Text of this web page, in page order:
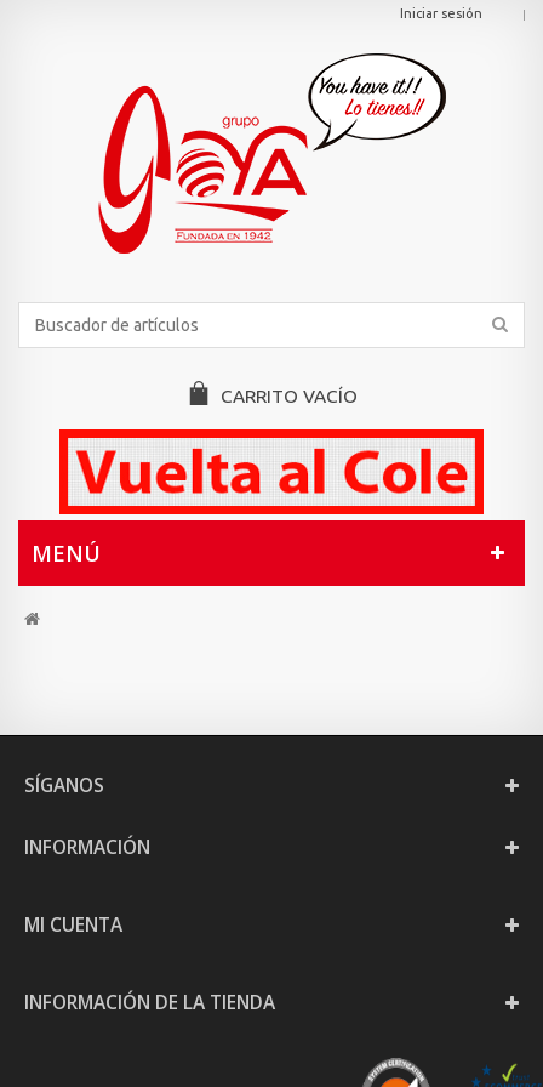
Iniciar sesión
CARRITO VACÍO
MENÚ
SÍGANOS
INFORMACIÓN
MI CUENTA
INFORMACIÓN DE LA TIENDA